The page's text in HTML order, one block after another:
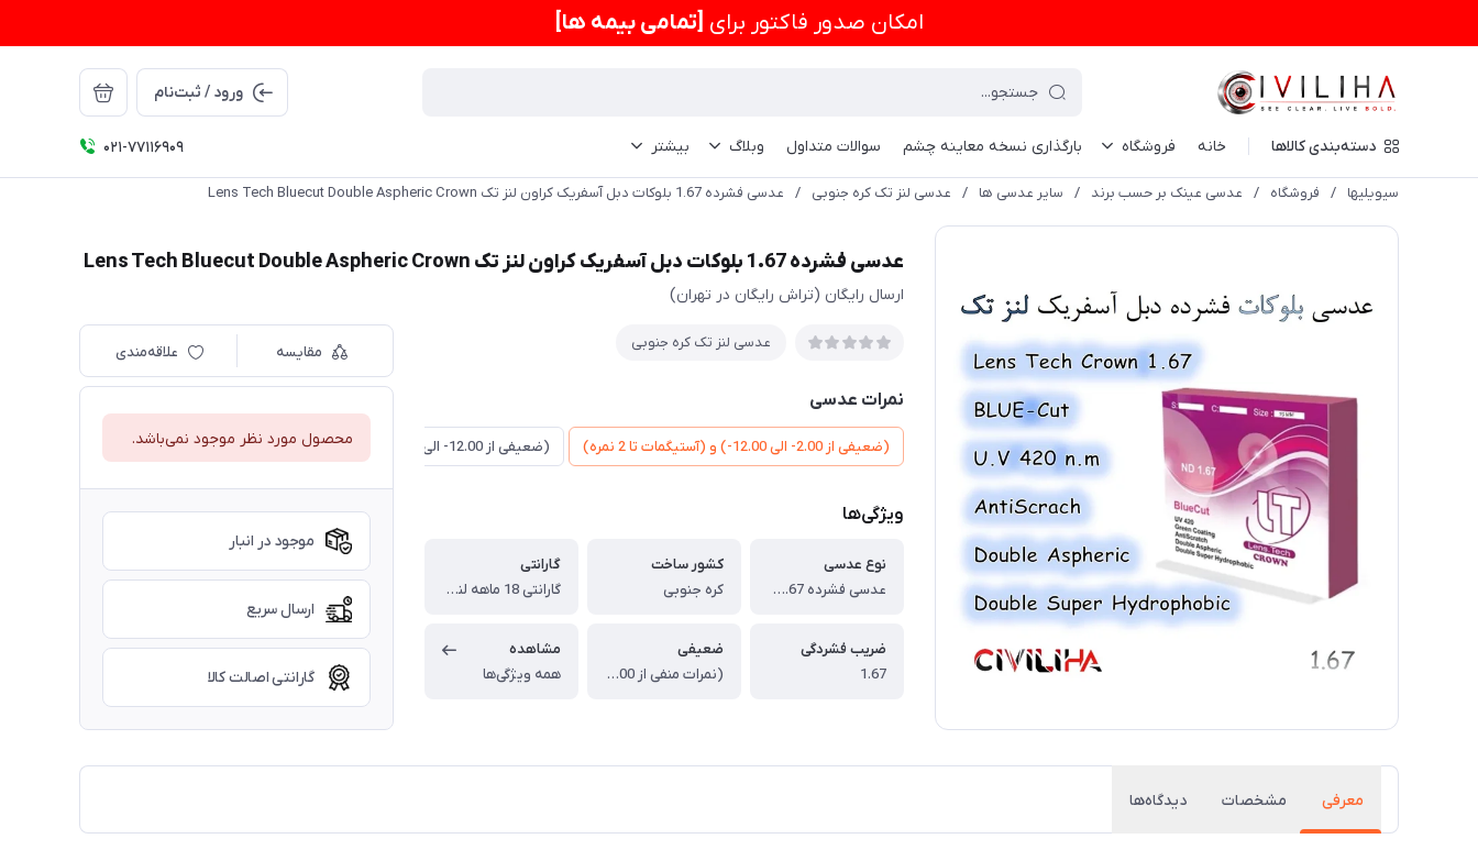
امكان صدور فاکتور برای [تمامی بیمه ها]
ورود / ثبت‌نام
دسته‌بندی کالاها خانه فروشگاه بارگذاری نسخه معاینه چشم سوالات متداول وبلاگ بیشتر 021-77116909
سیویلیها / فروشگاه / عدسی عینک بر حسب برند / سایر عدسی ها / عدسی لنز تک کره جنوبی / عدسی فشرده 1.67 بلوکات دبل آسفریک کراون لنز تک Lens Tech Bluecut Double Aspheric Crown
عدسی فشرده 1.67 بلوکات دبل آسفریک کراون لنز تک Lens Tech Bluecut Double Aspheric Crown
ارسال رایگان (تراش رایگان در تهران)
عدسی لنز تک کره جنوبی
نمرات عدسی
(ضعیفی از 2.00- الی 12.00-) و (آستیگمات تا 2 نمره) (ضعیفی از 12.00- الی 15.00- بدون آستیگمات) (ضعیفی از 12.25- الی 20.00-) و (آستیگمات تا 2 نمره)
ویژگی‌ها
نوع عدسی
عدسی فشرده 1.67 بلوکات دبل آسفریک کراون لنز تک Lens Tech Bluecut Double Aspheric
کشور ساخت
کره جنوبی
گارانتی
گارانتی 18 ماهه لنز تک
ضریب فشردگی
1.67
ضعیفی
(نمرات منفی از 2.00- الی 20.00-) و (نمرات مثبت 2.00+ الی 6.00+)
مشاهده
همه ویژگی‌ها
مقایسه علاقه‌مندی
محصول مورد نظر موجود نمی‌باشد.
موجود در انبار
ارسال سریع
گارانتی اصالت کالا
معرفی مشخصات دیدگاه‌ها